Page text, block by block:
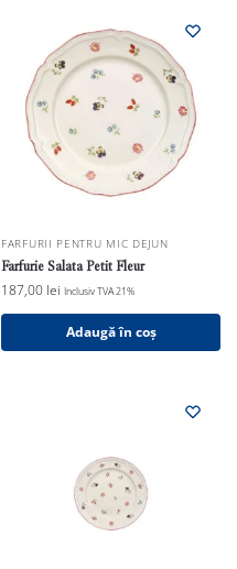
FARFURII PENTRU MIC DEJUN
Farfurie Salata Petit Fleur
187,00 lei Inclusiv TVA 21%
Adaugă în coș